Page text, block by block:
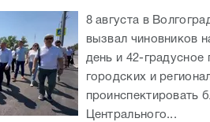
8 августа в
вызвал чиновников
день и 42-градусное
городских и
проинспектировать
Центрального...